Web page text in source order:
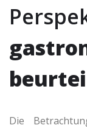
Die